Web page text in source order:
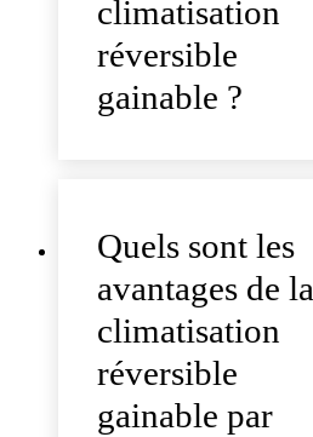
climatisation
réversible
gainable ?
Quels sont les
avantages de la
climatisation
réversible
gainable par